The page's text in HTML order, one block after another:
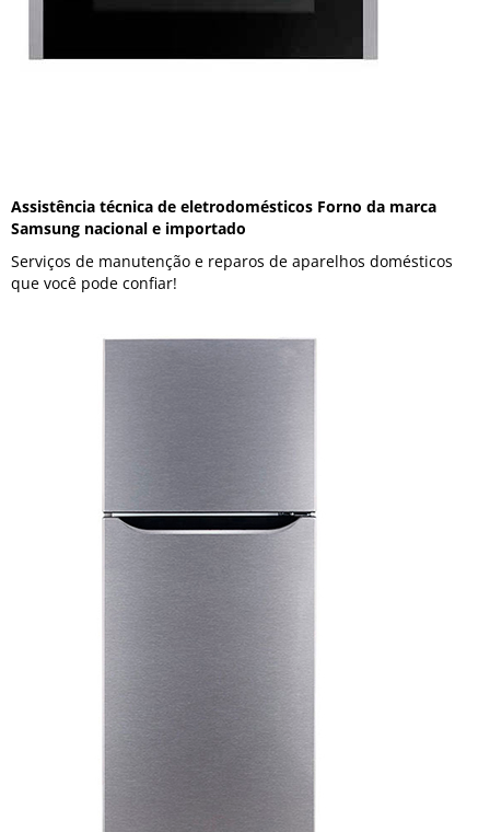
Assistência técnica de eletrodomésticos Forno da marca
Samsung nacional e importado
Serviços de manutenção e reparos de aparelhos domésticos
que você pode confiar!